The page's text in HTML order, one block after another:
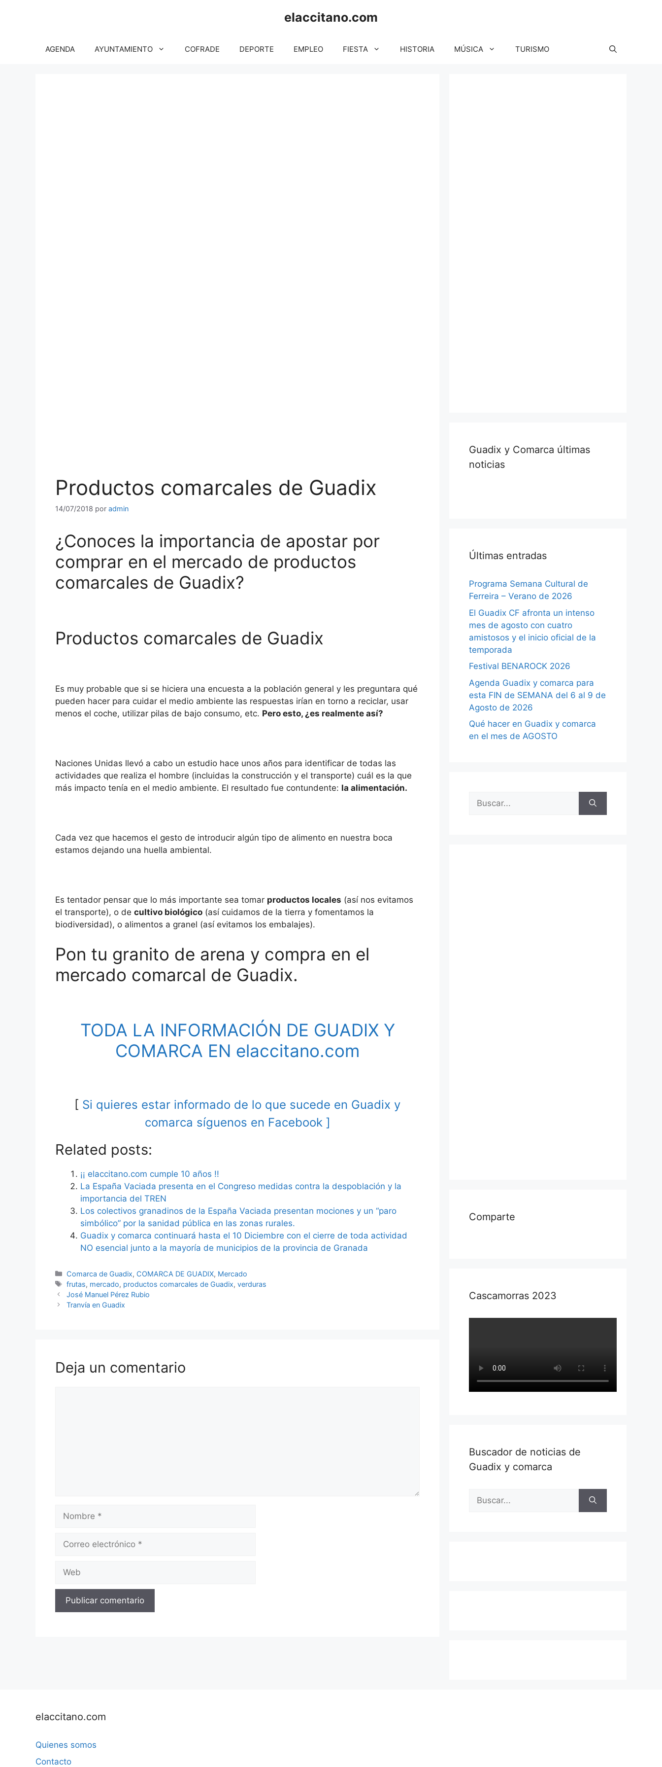
elaccitano.com
AGENDA AYUNTAMIENTO COFRADE DEPORTE EMPLEO FIESTA HISTORIA MÚSICA TURISMO
Productos comarcales de Guadix
14/07/2018 por admin
¿Conoces la importancia de apostar por
comprar en el mercado de productos
comarcales de Guadix?
Productos comarcales de Guadix
Es muy probable que si se hiciera una encuesta a la población general y les preguntara qué
pueden hacer para cuidar el medio ambiente las respuestas irían en torno a reciclar, usar
menos el coche, utilizar pilas de bajo consumo, etc. Pero esto, ¿es realmente así?
Naciones Unidas llevó a cabo un estudio hace unos años para identificar de todas las
actividades que realiza el hombre (incluidas la construcción y el transporte) cuál es la que
más impacto tenía en el medio ambiente. El resultado fue contundente: la alimentación.
Cada vez que hacemos el gesto de introducir algún tipo de alimento en nuestra boca
estamos dejando una huella ambiental.
Es tentador pensar que lo más importante sea tomar productos locales (así nos evitamos
el transporte), o de cultivo biológico (así cuidamos de la tierra y fomentamos la
biodiversidad), o alimentos a granel (así evitamos los embalajes).
Pon tu granito de arena y compra en el
mercado comarcal de Guadix.
TODA LA INFORMACIÓN DE GUADIX Y
COMARCA EN elaccitano.com
[ Si quieres estar informado de lo que sucede en Guadix y
comarca síguenos en Facebook ]
Related posts:
¡¡ elaccitano.com cumple 10 años !!
La España Vaciada presenta en el Congreso medidas contra la despoblación y la
importancia del TREN
Los colectivos granadinos de la España Vaciada presentan mociones y un “paro
simbólico” por la sanidad pública en las zonas rurales.
Guadix y comarca continuará hasta el 10 Diciembre con el cierre de toda actividad
NO esencial junto a la mayoría de municipios de la provincia de Granada
Categorías
Comarca de Guadix, COMARCA DE GUADIX, Mercado
Etiquetas
frutas, mercado, productos comarcales de Guadix,verduras
José Manuel Pérez Rubio
Tranvía en Guadix
Deja un comentario
electrónico
Guadix y Comarca últimas
noticias
Últimas entradas
Programa Semana Cultural de
Ferreira – Verano de 2026
El Guadix CF afronta un intenso
mes de agosto con cuatro
amistosos y el inicio oficial de la
temporada
Festival BENAROCK 2026
Agenda Guadix y comarca para
esta FIN de SEMANA del 6 al 9 de
Agosto de 2026
Qué hacer en Guadix y comarca
en el mes de AGOSTO
Buscar:
Comparte
Cascamorras 2023
Buscador de noticias de
Guadix y comarca
Buscar:
elaccitano.com
Quienes somos
Contacto